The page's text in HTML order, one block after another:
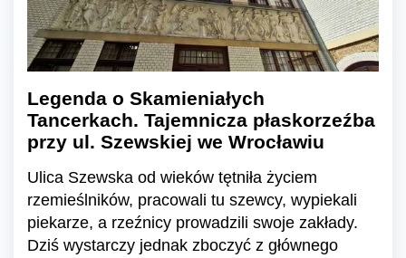
Legenda o Skamieniałych
Tancerkach. Tajemnicza płaskorzeźba
przy ul. Szewskiej we Wrocławiu
Ulica Szewska od wieków tętniła życiem
rzemieślników, pracowali tu szewcy, wypiekali
piekarze, a rzeźnicy prowadzili swoje zakłady.
Dziś wystarczy jednak zboczyć z głównego